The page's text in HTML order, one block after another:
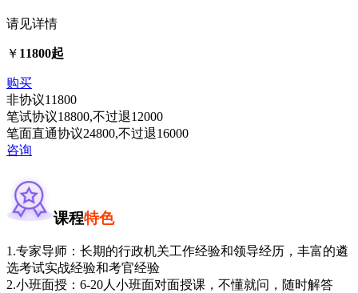
请见详情
￥ 11800起
购买
非协议11800
笔试协议18800,不过退12000
笔面直通协议24800,不过退16000
咨询
课程特色
1.专家导师：长期的行政机关工作经验和领导经历，丰富的遴
选考试实战经验和考官经验
2.小班面授：6-20人小班面对面授课，不懂就问，随时解答